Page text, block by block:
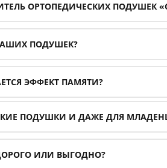
ОРТОПЕДИЧЕСКИХ ПОДУШЕК
ПОДУШЕК?
ЭФФЕКТ ПАМЯТИ?
ПОДУШКИ И ДАЖЕ ДЛЯ
ДОРОГО ИЛИ ВЫГОДНО?